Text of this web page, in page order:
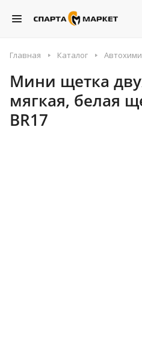
Главная Каталог
Мини щетка
мягкая, белая
BR17